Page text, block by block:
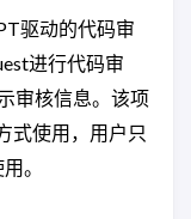
驱动的代码审
进行代码审
审核信息。该项
式使用，用户只
。